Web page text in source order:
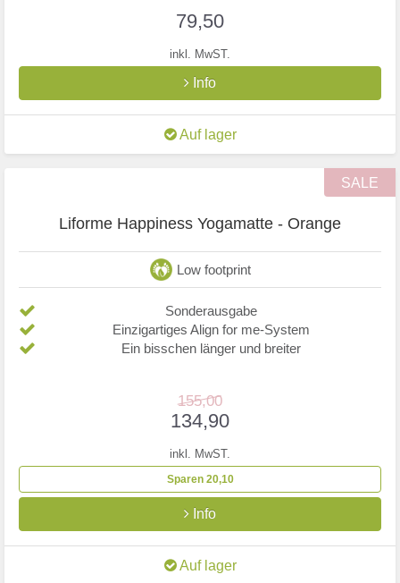
79,50
inkl. MwST.
Info
Auf lager
SALE
Liforme Happiness Yogamatte - Orange
Low footprint
Sonderausgabe
Einzigartiges Align for me-System
Ein bisschen länger und breiter
155,00
134,90
inkl. MwST.
Sparen 20,10
Info
Auf lager